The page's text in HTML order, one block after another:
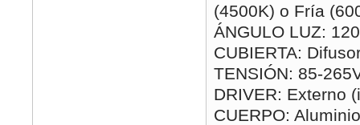
(4500K) o Fría
ÁNGULO LUZ:
CUBIERTA:
TENSIÓN: 85-
DRIVER: Externo
CUERPO: Aluminio